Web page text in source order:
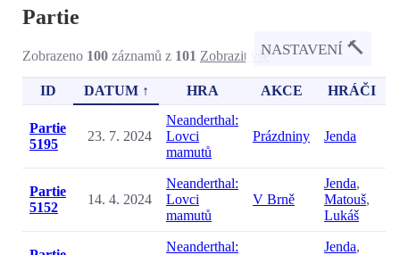
Partie
Zobrazeno 100 záznamů z 101 Zobrazit všeNASTAVENÍ 🔨
ID DATUM ↑ HRA AKCE HRÁČI
Partie
5195
23. 7. 2024
Neanderthal:
Lovci
mamutů
Prázdniny Jenda
Partie
5152
14. 4. 2024
Neanderthal:
Lovci
mamutů
V Brně
Jenda,
Matouš,
Lukáš
Neanderthal: Jenda,